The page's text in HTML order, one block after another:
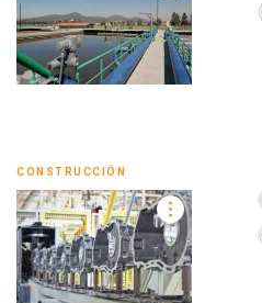
CONSTRUCCIÓN